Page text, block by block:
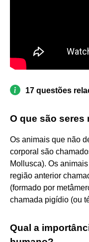
17 questões
O que são seres
Os animais que não
corporal são
Mollusca). Os
região anterior
(formado por
chamada pigídio (ou
Qual a